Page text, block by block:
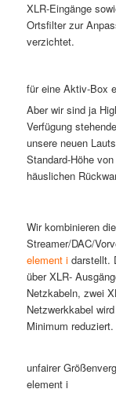
XLR-Eingänge
Ortsfilter zur
verzichtet.
für eine Aktiv-Box
Aber wir sind ja
Verfügung
unsere neuen
Standard-Höhe
häuslichen
Wir kombinieren
Streamer/DAC/
element idarstellt.
über XLR-
Netzkabeln, zwei
Netzwerkkabel
Minimum
unfairer
element i